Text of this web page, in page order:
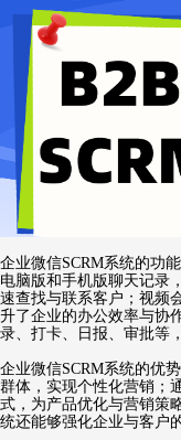
企业微信SCRM系统的功
电脑版和手机版聊天记录
速查找与联系客户；视频
升了企业的办公效率与协
录、打卡、日报、审批等
企业微信SCRM系统的优
群体，实现个性化营销；
式，为产品优化与营销策
统还能够强化企业与客户